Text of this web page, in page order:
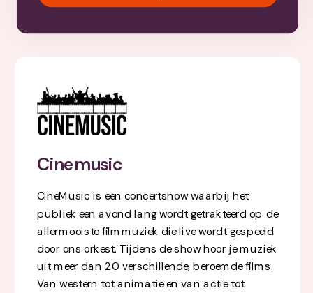
Cinemusic
CineMusic is een concertshow waarbij het
publiek een avond lang wordt getrakteerd op de
allermooiste filmmuziek die live wordt gespeeld
door ons orkest. Tijdens de show hoor je muziek
uit meer dan 20 verschillende, beroemde films.
Van western tot animatie en van actie tot